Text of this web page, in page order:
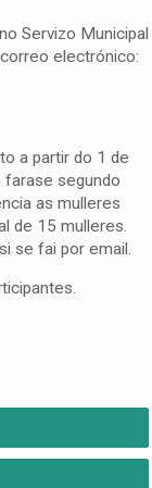
Servizo Municipal
electrónico:
a partir do 1 de
segundo
as mulleres
de 15 mulleres.
se fai por email.